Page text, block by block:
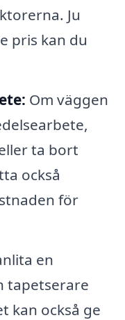
Ju
pris kan du
Om väggen
ta bort
också
för
en
tapetserare
kan också ge